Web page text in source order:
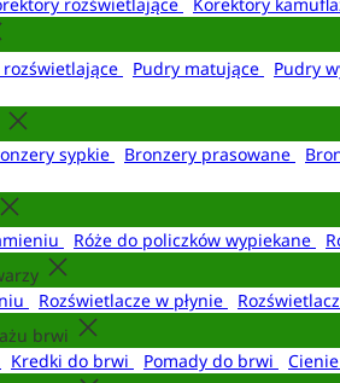
rozświetlające Pudry matujące
Pudry
sypkie Bronzery prasowane
Róże do policzków wypiekane
Rozświetlacze w płynie
brwi
Kredki do brwi Pomady do brwi